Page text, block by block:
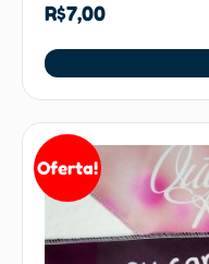
R$7,00
Oferta!